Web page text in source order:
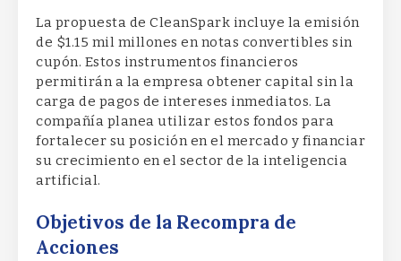
La propuesta de CleanSpark incluye la emisión
de $1.15 mil millones en notas convertibles sin
cupón. Estos instrumentos financieros
permitirán a la empresa obtener capital sin la
carga de pagos de intereses inmediatos. La
compañía planea utilizar estos fondos para
fortalecer su posición en el mercado y financiar
su crecimiento en el sector de la inteligencia
artificial.
Objetivos de la Recompra de
Acciones